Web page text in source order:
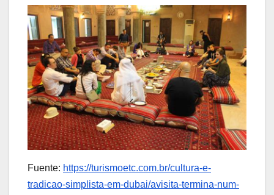
Fuente: https://turismoetc.com.br/cultura-e-
tradicao-simplista-em-dubai/avisita-termina-num-